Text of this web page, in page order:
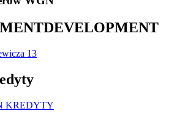
DEVELOPMENT
13
KREDYTY